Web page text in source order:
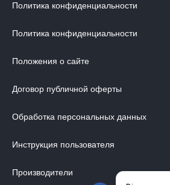
Политика конфиденциальности
Политика конфиденциальности
Положения о сайте
Договор публичной оферты
Обработка персональных данных
Инструкция пользователя
Производители